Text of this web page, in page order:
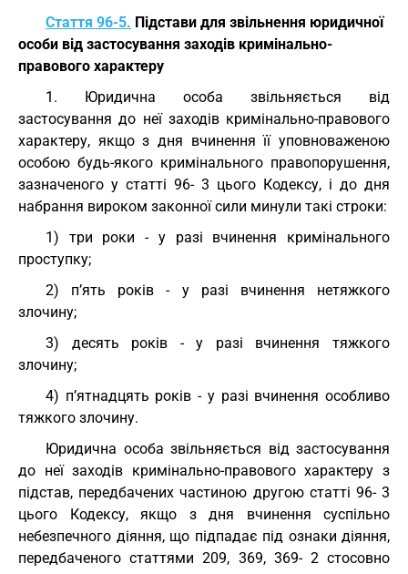
Стаття 96-5. Підстави для звільнення юридичної
особи від застосування заходів кримінально-
правового характеру
1. Юридична особа звільняється від
застосування до неї заходів кримінально-правового
характеру, якщо з дня вчинення її уповноваженою
особою будь-якого кримінального правопорушення,
зазначеного у статті 96- 3 цього Кодексу, і до дня
набрання вироком законної сили минули такі строки:
1) три роки - у разі вчинення кримінального
проступку;
2) п’ять років - у разі вчинення нетяжкого
злочину;
3) десять років - у разі вчинення тяжкого
злочину;
4) п’ятнадцять років - у разі вчинення особливо
тяжкого злочину.
Юридична особа звільняється від застосування
до неї заходів кримінально-правового характеру з
підстав, передбачених частиною другою статті 96- 3
цього Кодексу, якщо з дня вчинення суспільно
небезпечного діяння, що підпадає під ознаки діяння,
передбаченого статтями 209, 369, 369- 2 стосовно